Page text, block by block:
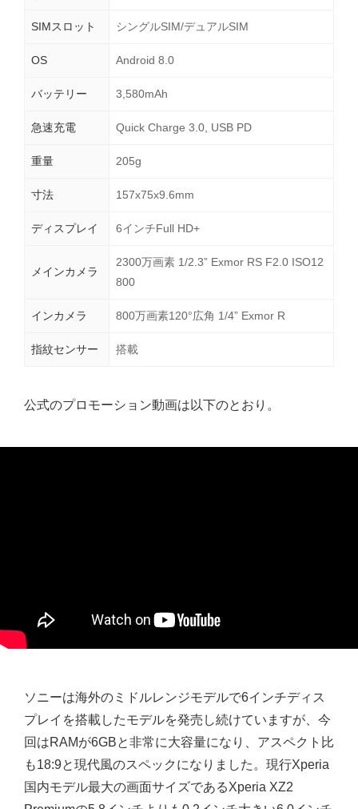
SIMスロット シングルSIM/デュアルSIM
OS Android 8.0
バッテリー 3,580mAh
急速充電 Quick Charge 3.0, USB PD
重量 205g
寸法 157x75x9.6mm
ディスプレイ 6インチFull HD+
メインカメラ
2300万画素 1/2.3” Exmor RS F2.0 ISO12
800
インカメラ 800万画素120°広角 1/4” Exmor R
指紋センサー 搭載
公式のプロモーション動画は以下のとおり。
ソニーは海外のミドルレンジモデルで6インチディス
プレイを搭載したモデルを発売し続けていますが、今
回はRAMが6GBと非常に大容量になり、アスペクト比
も18:9と現代風のスペックになりました。現行Xperia
国内モデル最大の画面サイズであるXperia XZ2